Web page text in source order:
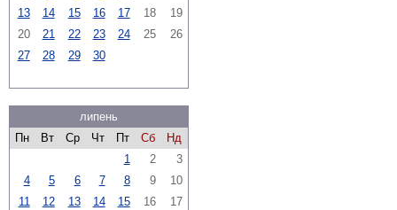
13
14 15 16 17 18
19
20
21 22 23 24 25
26
27
28 29 30
липень
Пн
Вт Ср Чт Пт Сб
Нд
1
2
3
4
5 6 7 8 9
10
11
12 13 14 15 16
17